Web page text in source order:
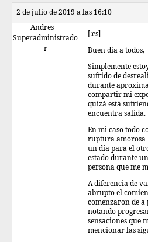
2 de julio de 2019 a las 16:10
Andres
Superadministrado
r
[:es]
Buen día a todos,
Simplemente
sufrido de
durante
compartir mi
quizá está
encuentra salida.
En mi caso todo
ruptura amorosa
un día para el
estado durante
persona que me
A diferencia de
abrupto el
comenzaron de a
notando
sensaciones que
mencionar las